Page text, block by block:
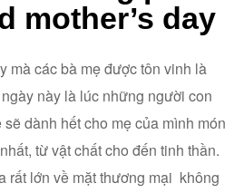
mother’s day
mà các bà mẹ được tôn vinh là
này là lúc những người con
dành hết cho mẹ của mình món
từ vật chất cho đến tinh thần.
rất lớn về mặt thương mại không